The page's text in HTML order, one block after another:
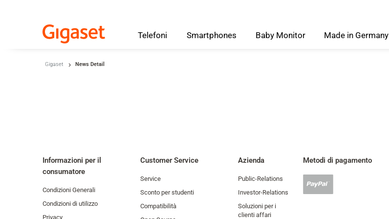
Skip to main content
Salta alla ricerca
Shift+Alt+C
Customer Account
Shift+Alt+A
Telefoni Smartphones Baby Monitor Made in Germany
Gigaset News Detail
Informazioni per il
consumatore
Condizioni Generali
Condizioni di utilizzo
Privacy
Customer Service
Service
Sconto per studenti
Compatibilità
Azienda
Public-Relations
Investor-Relations
Soluzioni per i
clienti affari
Metodi di pagamento
Paypal